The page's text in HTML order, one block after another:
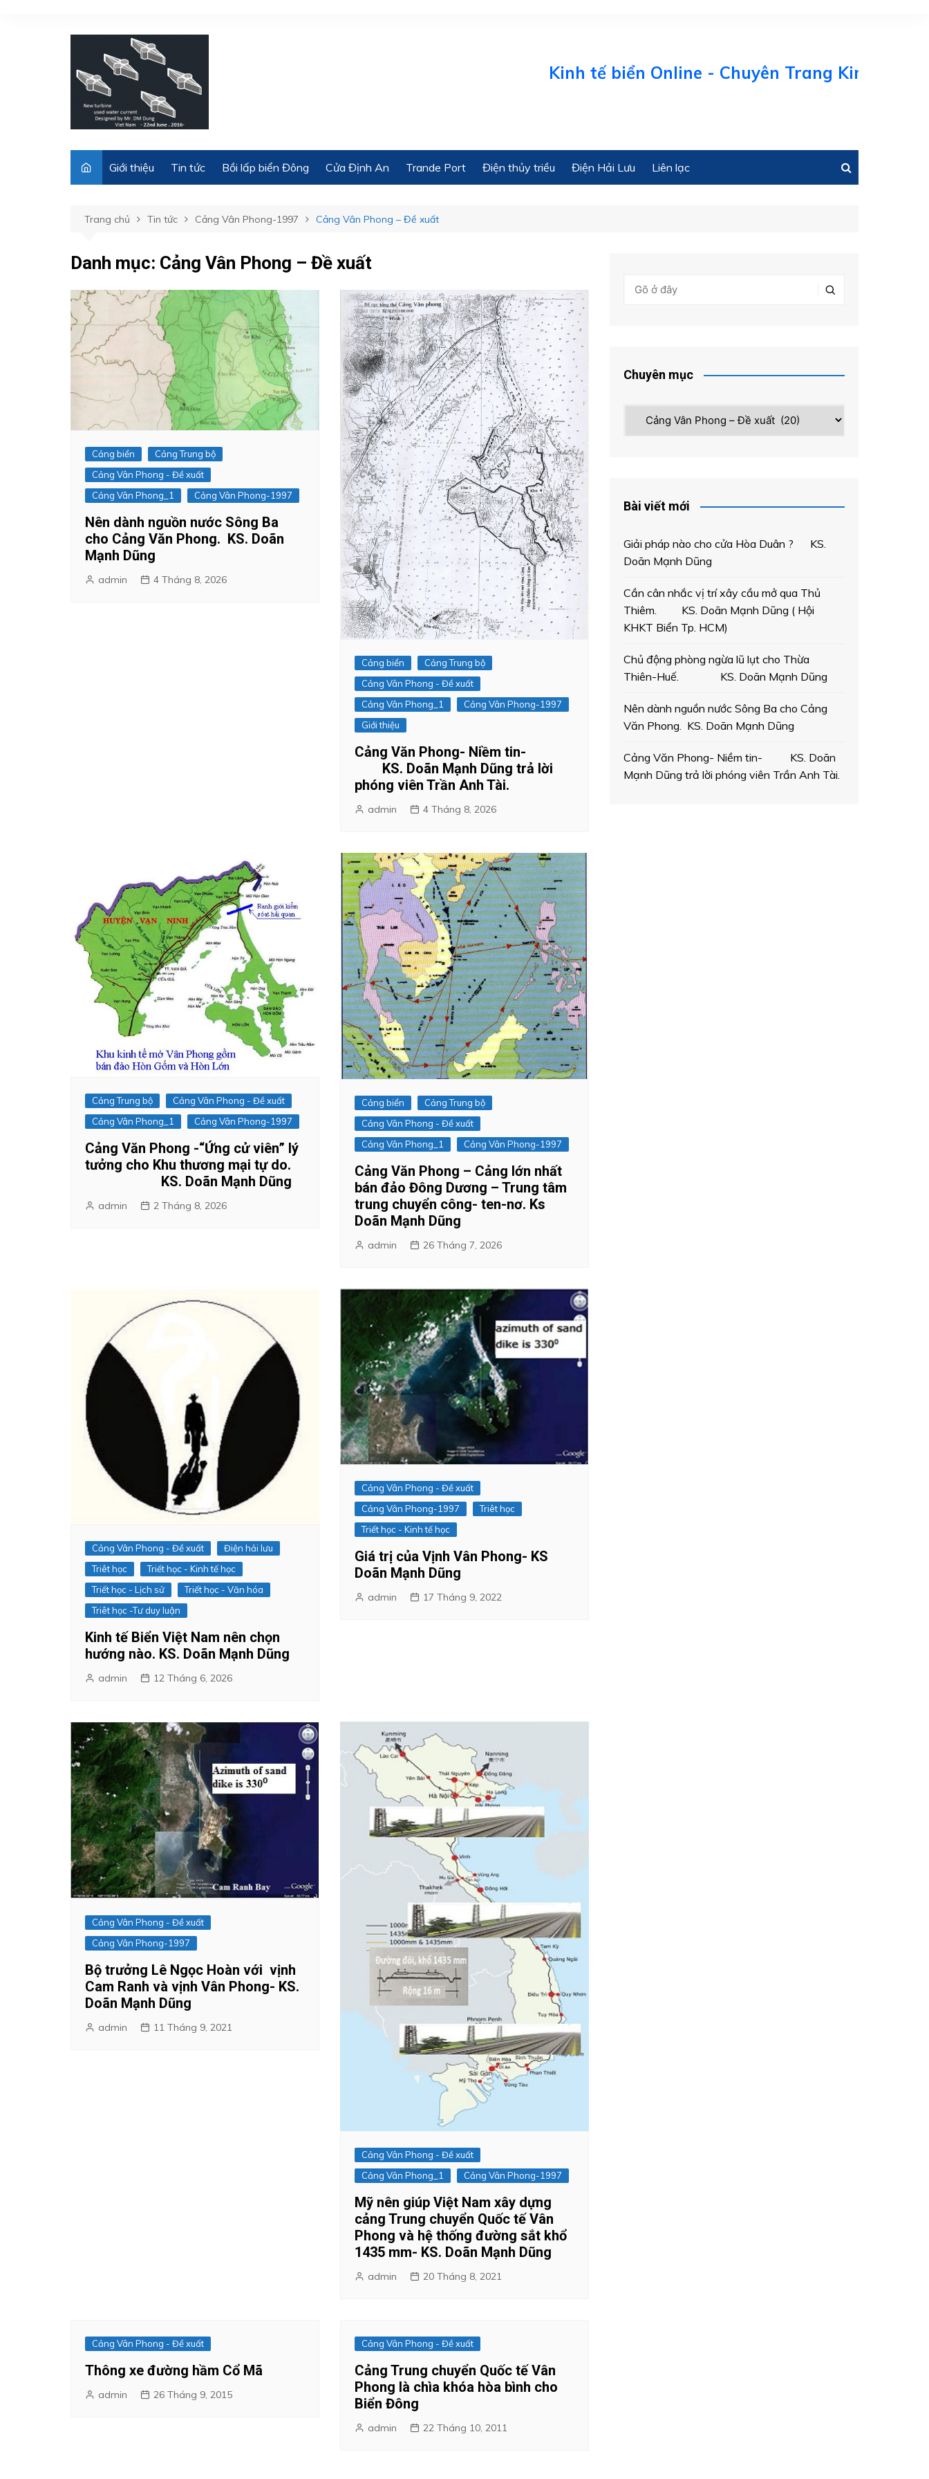
Kinh tế biển Online - Chuyên Trang Kinh tế Biển Việt
Giới thiệu Tin tức Bồi lấp biển Đông Cửa Định An Trande Port Điện thủy triều Điện Hải Lưu Liên lạc
Trang chủ Tin tức Cảng Vân Phong-1997 Cảng Vân Phong – Đề xuất
Danh mục: Cảng Vân Phong – Đề xuất
Cảng biển
Cảng Trung bộ
Cảng Vân Phong - Đề xuất
Cảng Vân Phong_1
Cảng Vân Phong-1997
Nên dành nguồn nước Sông Ba
cho Cảng Văn Phong. KS. Doãn
Mạnh Dũng
admin 4 Tháng 8, 2026
Cảng biển
Cảng Trung bộ
Cảng Vân Phong - Đề xuất
Cảng Vân Phong_1
Cảng Vân Phong-1997
Giới thiệu
Cảng Văn Phong- Niềm tin-
KS. Doãn Mạnh Dũng trả lời
phóng viên Trần Anh Tài.
admin 4 Tháng 8, 2026
Cảng Trung bộ
Cảng Vân Phong - Đề xuất
Cảng Vân Phong_1
Cảng Vân Phong-1997
Cảng Văn Phong -“Ứng cử viên” lý
tưởng cho Khu thương mại tự do.
KS. Doãn Mạnh Dũng
admin 2 Tháng 8, 2026
Cảng biển
Cảng Trung bộ
Cảng Vân Phong - Đề xuất
Cảng Vân Phong_1
Cảng Vân Phong-1997
Cảng Văn Phong – Cảng lớn nhất
bán đảo Đông Dương – Trung tâm
trung chuyển công- ten-nơ. Ks
Doãn Mạnh Dũng
admin 26 Tháng 7, 2026
Cảng Vân Phong - Đề xuất
Điện hải lưu
Triêt học
Triết học - Kinh tế học
Triết học - Lịch sử
Triết học - Văn hóa
Triêt học -Tư duy luận
Kinh tế Biển Việt Nam nên chọn
hướng nào. KS. Doãn Mạnh Dũng
admin 12 Tháng 6, 2026
Cảng Vân Phong - Đề xuất
Cảng Vân Phong-1997
Triêt học
Triết học - Kinh tế học
Giá trị của Vịnh Vân Phong- KS
Doãn Mạnh Dũng
admin 17 Tháng 9, 2022
Cảng Vân Phong - Đề xuất
Cảng Vân Phong-1997
Bộ trưởng Lê Ngọc Hoàn với vịnh
Cam Ranh và vịnh Vân Phong- KS.
Doãn Mạnh Dũng
admin 11 Tháng 9, 2021
Cảng Vân Phong - Đề xuất
Cảng Vân Phong_1
Cảng Vân Phong-1997
Mỹ nên giúp Việt Nam xây dựng
cảng Trung chuyển Quốc tế Vân
Phong và hệ thống đường sắt khổ
1435 mm- KS. Doãn Mạnh Dũng
admin 20 Tháng 8, 2021
Cảng Vân Phong - Đề xuất
Thông xe đường hầm Cổ Mã
admin 26 Tháng 9, 2015
Cảng Vân Phong - Đề xuất
Cảng Trung chuyển Quốc tế Vân
Phong là chìa khóa hòa bình cho
Biển Đông
admin 22 Tháng 10, 2011
Chuyên mục
Bài viết mới
Giải pháp nào cho cửa Hòa Duân ? KS.
Doãn Mạnh Dũng
Cần cân nhắc vị trí xây cầu mở qua Thủ
Thiêm. KS. Doãn Mạnh Dũng ( Hội
KHKT Biển Tp. HCM)
Chủ động phòng ngừa lũ lụt cho Thừa
Thiên-Huế. KS. Doãn Mạnh Dũng
Nên dành nguồn nước Sông Ba cho Cảng
Văn Phong. KS. Doãn Mạnh Dũng
Cảng Văn Phong- Niềm tin- KS. Doãn
Mạnh Dũng trả lời phóng viên Trần Anh Tài.